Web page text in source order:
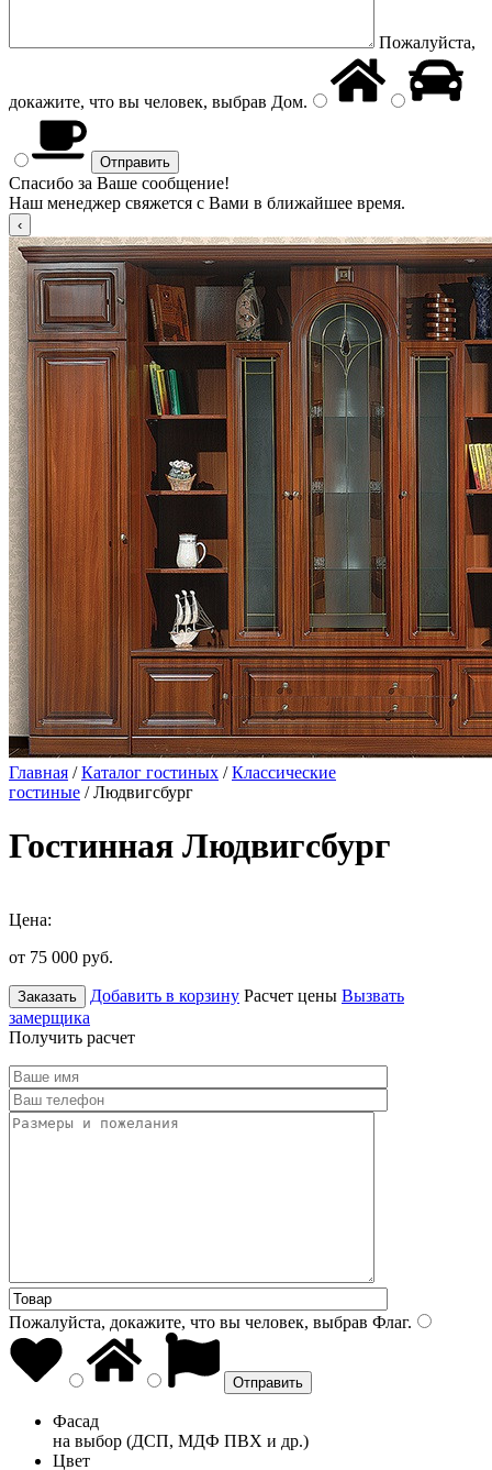
Пожалуйста,
докажите, что вы человек, выбрав Дом.
Спасибо за Ваше сообщение!
Наш менеджер свяжется с Вами в ближайшее время.
Главная /Каталог гостиных /Классические
гостиные / Людвигсбург
Гостинная Людвигсбург
Цена:
от 75 000 руб.
Заказать Добавить в корзину Расчет цены Вызвать
замерщика
Получить расчет
Пожалуйста, докажите, что вы человек, выбрав Флаг.
Фасад
на выбор (ДСП, МДФ ПВХ и др.)
Цвет